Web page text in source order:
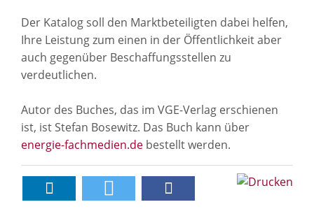
Der Katalog soll den Marktbeteiligten dabei helfen,
Ihre Leistung zum einen in der Öffentlichkeit aber
auch gegenüber Beschaffungsstellen zu
verdeutlichen.
Autor des Buches, das im VGE-Verlag erschienen
ist, ist Stefan Bosewitz. Das Buch kann über
energie-fachmedien.de bestellt werden.